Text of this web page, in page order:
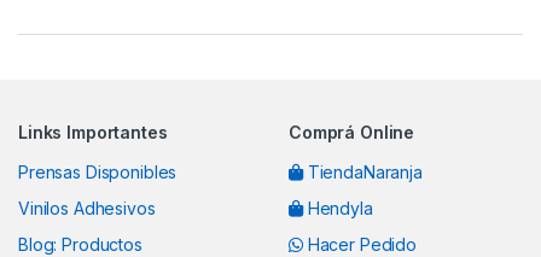
Links Importantes
Prensas Disponibles
Vinilos Adhesivos
Blog: Productos
Comprá Online
TiendaNaranja
Hendyla
Hacer Pedido